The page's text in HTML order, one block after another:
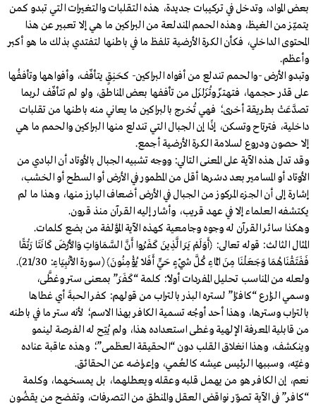
بعض المواد، وتدخل في تركيبات جديدة، هذه التقلبات والتغيرات التي تبدو كمن
يتميّز من الغيظ، وهذه الحمم المندلعة من البراكين ما هي إلا تعبير عن هذا
المحتوى الداخلي، فكأن الكرة الأرضية تلفظ ما في باطنها لتفتدي بذلك ما هو أكبر
وأعظم.
وتبدو الأرض -والحمم تندلع من أفواه البراكين- كحَنِقٍ يتأفّف، وأفواهها وتأففُها
على قدْر حجمها، فتهتزّ وتُزَلزَل من تأففها بعض المناطق، ولو لم تتأفّف لربما
تصدَّعَتْ بطريقة أخرى؛ فهي تُخرج بالبراكين ما يعاني منه باطنها من تقلبات
داخلية، فترتاح وتسكن، إذًا إن الجبال التي تندلع منها البراكين والحمم ما هي
إلا حصون ودروع لسلامة الكرة الأرضية أجمع.
وقد تدل هذه الآية على المعنى التالي: ووجه تشبيه الجبال بالأوتاد أن البادي من
الأوتاد أو المسامير بعد دسْرها أقل من المطمور في الأرض أو السطح أو الخشب،
إشارة إلى أن الجزء المركوز من الجبال في الأرض أضعاف البارز منها، وهذا ما لم
يكتشفه العلماء إلا في عهد قريب، وأشار إليه القرآن منذ قرون.
وهكذا سائر القرآن له وجوه وجامعية كهذه الآية المؤلفة من بضع كلمات.
المثال الثالث: قوله تعالى: ﴿أَوَلَمْ يَرَ الَّذِينَ كَفَرُوا أَنَّ السَّمَاوَاتِ وَالأَرْضَ كَانَتَا رَتْقًا
فَفَتَقْنَاهُمَا وَجَعَلْنَا مِنَ الْمَاءِ كُلَّ شَيْءٍ حَيٍّ أَفَلَا يُؤْمِنُونَ﴾ (سورة الأَنْبِيَاءِ: 21/30).
ولعله من المناسب تحليل المفردات أولًا: كلمة “كَفَرَ” بمعنى ستر وغطَّى،
وسمي الزارع “كافرًا” لستره البذر بالتراب من قولهم: كفر الحبةَ أي غطاها
بالتراب وسترها، وهذا أحد أوجُه تسمية الكافر بهذا الاسم؛ لأنه ستر ما في باطنه
من قابلية المعرفة الإلهية وغطى استعداده هذا، ولم يُتِح له الفرصة لينمو
وينكشف، وهذا انغلاق القلب دون “الحقيقة العظمى”؛ وهذه عاقبة عناده
وغيّه، وسببها الرئيس عيشه كالعُمي، وإعراضه عن الحقائق.
نعم، إن الكافر هو من يهمل قلبه وعقله ويعطلهما، بل يمسخهما، وكلمة
“كافر” في الآية تصوّر نواقض العقل والمنطق من التصرفات، وتفضح من يقضُون